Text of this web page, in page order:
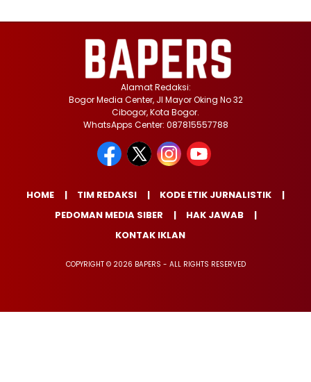
Alamat Redaksi:
Bogor Media Center, Jl Mayor Oking No 32
Cibogor, Kota Bogor.
WhatsApps Center: 087815557788
HOME TIM REDAKSI
KODE ETIK JURNALISTIK
PEDOMAN MEDIA SIBER
HAK JAWAB
KONTAK IKLAN
COPYRIGHT © 2026 BAPERS - ALL RIGHTS RESERVED